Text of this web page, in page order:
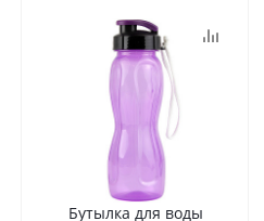
Бутылка для воды